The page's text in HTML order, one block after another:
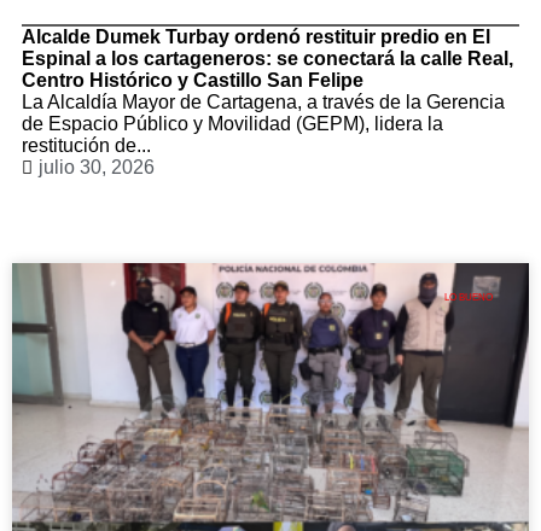
Alcalde Dumek Turbay ordenó restituir predio en El
Espinal a los cartageneros: se conectará la calle Real,
Centro Histórico y Castillo San Felipe
La Alcaldía Mayor de Cartagena, a través de la Gerencia
de Espacio Público y Movilidad (GEPM), lidera la
restitución de...
julio 30, 2026
LO BUENO